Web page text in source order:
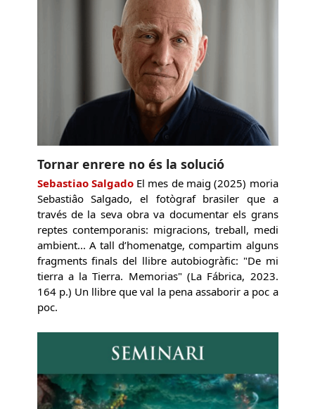
Tornar enrere no és la solució
Sebastiao SalgadoEl mes de maig (2025) moria
Sebastiâo Salgado, el fotògraf brasiler que a
través de la seva obra va documentar els grans
reptes contemporanis: migracions, treball, medi
ambient... A tall d’homenatge, compartim alguns
fragments finals del llibre autobiogràfic: "De mi
tierra a la Tierra. Memorias" (La Fábrica, 2023.
164 p.) Un llibre que val la pena assaborir a poc a
poc.